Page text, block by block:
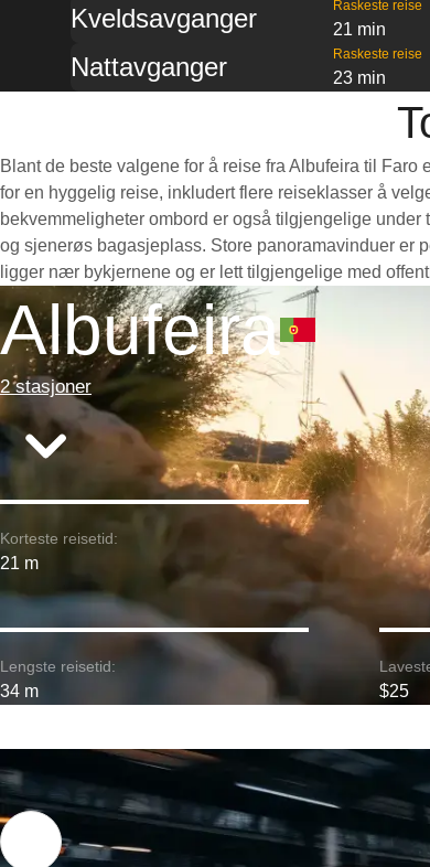
Kveldsavganger Raskeste reise
21 min
Nattavganger Raskeste reise
23 min
Blant de beste valgene for å reise fra Albufeira til
for en hyggelig reise, inkludert flere reiseklasser å
bekvemmeligheter ombord er også tilgjengelige
og sjenerøs bagasjeplass. Store panoramavinduer er
ligger nær bykjernene og er lett tilgjengelige med
Albufeira
2 stasjoner
Korteste reisetid:
21 m
Lengste reisetid:
34 m $25